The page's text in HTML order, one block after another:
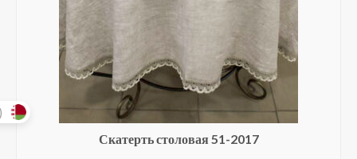
Скатерть столовая 51-2017